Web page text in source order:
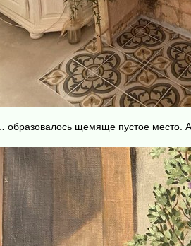
… образовалось щемяще пустое место.